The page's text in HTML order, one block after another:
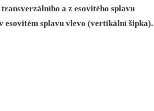
a z esovitého splavu
splavu vlevo (vertikální šipka).